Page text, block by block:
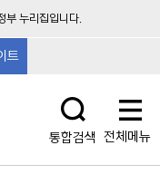
부 누리집입니다.
트
통합검색 전체메뉴